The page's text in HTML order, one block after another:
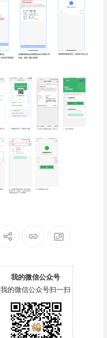
我的微信公众号
我的微信公众号扫一扫